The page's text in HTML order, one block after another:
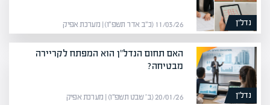
נדל”ן 11/03/26 (כ״ב אדר תשפ״ו) | מערכת אפיק
נדל”ן
האם תחום הנדל"ן הוא המפתח לקריירה
מבטיחה?
20/01/26 (ב׳ שבט תשפ״ו) | מערכת אפיק